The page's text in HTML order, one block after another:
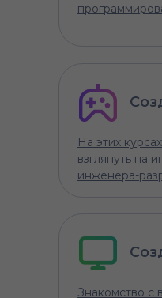
На этих
взглянуть на
инженера-
Знакомство с